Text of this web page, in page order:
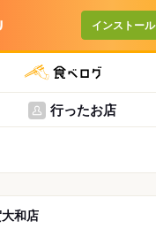
インストール
行ったお店
和店